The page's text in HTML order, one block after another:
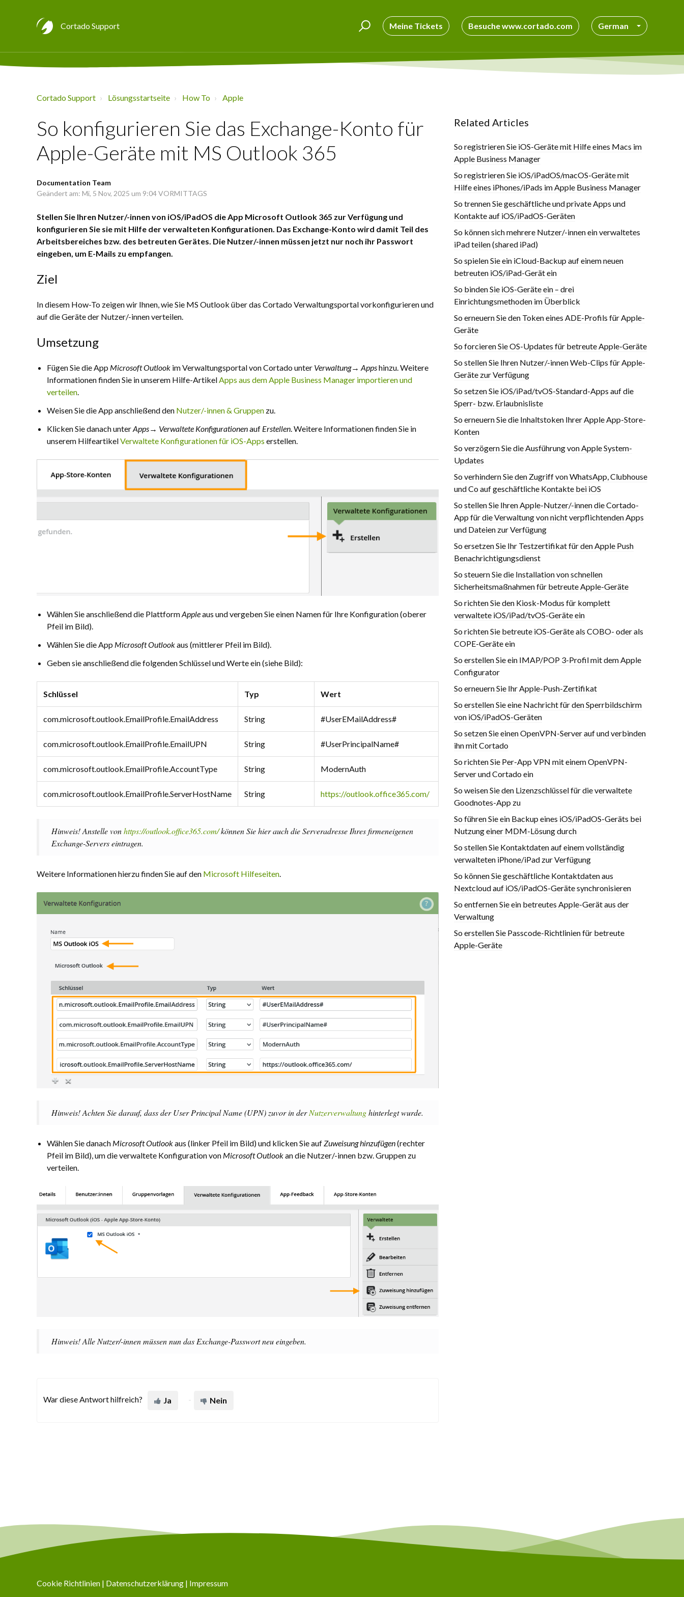
Cortado Support Meine Tickets Besuche www.cortado.com German
Cortado Support Lösungsstartseite How To Apple
So konfigurieren Sie das Exchange-Konto für
Apple-Geräte mit MS Outlook 365
Documentation Team
Geändert am: Mi, 5 Nov, 2025 um 9:04 VORMITTAGS
Stellen Sie Ihren Nutzer/-innen von iOS/iPadOS die App Microsoft Outlook 365 zur Verfügung und
konfigurieren Sie sie mit Hilfe der verwalteten Konfigurationen. Das Exchange-Konto wird damit Teil des
Arbeitsbereiches bzw. des betreuten Gerätes. Die Nutzer/-innen müssen jetzt nur noch ihr Passwort
eingeben, um E-Mails zu empfangen.
Ziel
In diesem How-To zeigen wir Ihnen, wie Sie MS Outlook über das Cortado Verwaltungsportal vorkonfigurieren und
auf die Geräte der Nutzer/-innen verteilen.
Umsetzung
Fügen Sie die App Microsoft Outlook im Verwaltungsportal von Cortado unter Verwaltung→ Appshinzu. Weitere
Informationen finden Sie in unserem Hilfe-ArtikelApps aus dem Apple Business Manager importieren und
verteilen.
Weisen Sie die App anschließend den Nutzer/-innen & Gruppen zu.
Klicken Sie danach unterApps→ Verwaltete Konfigurationenauf Erstellen. Weitere Informationen finden Sie in
unserem HilfeartikelVerwaltete Konfigurationen für iOS-Apps erstellen.
Wählen Sie anschließend die PlattformAppleaus und vergeben Sie einen Namen für Ihre Konfiguration (oberer
Pfeil im Bild).
Wählen Sie die App Microsoft Outlookaus (mittlerer Pfeil im Bild).
Geben sie anschließend die folgenden Schlüssel und Werte ein (siehe Bild):
Schlüssel Typ Wert
com.microsoft.outlook.EmailProfile.EmailAddress String #UserEMailAddress#
com.microsoft.outlook.EmailProfile.EmailUPN String #UserPrincipalName#
com.microsoft.outlook.EmailProfile.AccountType String ModernAuth
com.microsoft.outlook.EmailProfile.ServerHostName String https://outlook.office365.com/
Hinweis! Anstelle vonhttps://outlook.office365.com/können Sie hier auch die Serveradresse Ihres firmeneigenen
Exchange-Servers eintragen.
Weitere Informationen hierzu finden Sie auf den Microsoft Hilfeseiten.
Hinweis! Achten Sie darauf, dass der User Principal Name (UPN) zuvor in derNutzerverwaltunghinterlegt wurde.
Wählen Sie danach Microsoft Outlookaus (linker Pfeil im Bild) und klicken Sie auf Zuweisung hinzufügen(rechter
Pfeil im Bild), um die verwaltete Konfiguration von Microsoft Outlookan die Nutzer/-innen bzw. Gruppen zu
verteilen.
Hinweis! Alle Nutzer/-innen müssen nun das Exchange-Passwort neu eingeben.
War diese Antwort hilfreich? Ja Nein
Related Articles
So registrieren Sie iOS-Geräte mit Hilfe eines Macs im
Apple Business Manager
So registrieren Sie iOS/iPadOS/macOS-Geräte mit
Hilfe eines iPhones/iPads im Apple Business Manager
So trennen Sie geschäftliche und private Apps und
Kontakte auf iOS/iPadOS-Geräten
So können sich mehrere Nutzer/-innen ein verwaltetes
iPad teilen (shared iPad)
So spielen Sie ein iCloud-Backup auf einem neuen
betreuten iOS/iPad-Gerät ein
So binden Sie iOS-Geräte ein – drei
Einrichtungsmethoden im Überblick
So erneuern Sie den Token eines ADE-Profils für Apple-
Geräte
So forcieren Sie OS-Updates für betreute Apple-Geräte
So stellen Sie Ihren Nutzer/-innen Web-Clips für Apple-
Geräte zur Verfügung
So setzen Sie iOS/iPad/tvOS-Standard-Apps auf die
Sperr- bzw. Erlaubnisliste
So erneuern Sie die Inhaltstoken Ihrer Apple App-Store-
Konten
So verzögern Sie die Ausführung von Apple System-
Updates
So verhindern Sie den Zugriff von WhatsApp, Clubhouse
und Co auf geschäftliche Kontakte bei iOS
So stellen Sie Ihren Apple-Nutzer/-innen die Cortado-
App für die Verwaltung von nicht verpflichtenden Apps
und Dateien zur Verfügung
So ersetzen Sie Ihr Testzertifikat für den Apple Push
Benachrichtigungsdienst
So steuern Sie die Installation von schnellen
Sicherheitsmaßnahmen für betreute Apple-Geräte
So richten Sie den Kiosk-Modus für komplett
verwaltete iOS/iPad/tvOS-Geräte ein
So richten Sie betreute iOS-Geräte als COBO- oder als
COPE-Geräte ein
So erstellen Sie ein IMAP/POP 3-Profil mit dem Apple
Configurator
So erneuern Sie Ihr Apple-Push-Zertifikat
So erstellen Sie eine Nachricht für den Sperrbildschirm
von iOS/iPadOS-Geräten
So setzen Sie einen OpenVPN-Server auf und verbinden
ihn mit Cortado
So richten Sie Per-App VPN mit einem OpenVPN-
Server und Cortado ein
So weisen Sie den Lizenzschlüssel für die verwaltete
Goodnotes-App zu
So führen Sie ein Backup eines iOS/iPadOS-Geräts bei
Nutzung einer MDM-Lösung durch
So stellen Sie Kontaktdaten auf einem vollständig
verwalteten iPhone/iPad zur Verfügung
So können Sie geschäftliche Kontaktdaten aus
Nextcloud auf iOS/iPadOS-Geräte synchronisieren
So entfernen Sie ein betreutes Apple-Gerät aus der
Verwaltung
So erstellen Sie Passcode-Richtlinien für betreute
Apple-Geräte
Cookie Richtlinien | Datenschutzerklärung | Impressum